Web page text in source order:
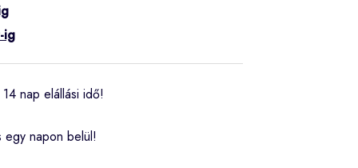
ig
nap elállási idő!
egy napon belül!